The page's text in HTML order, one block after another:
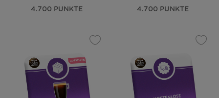
4.700 PUNKTE 4.700 PUNKTE